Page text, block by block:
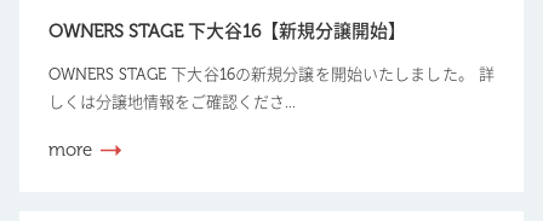
OWNERS STAGE 下大谷16【新規分譲開始】
OWNERS STAGE 下大谷16の新規分譲を開始いたしました。 詳
しくは分譲地情報をご確認くださ...
more